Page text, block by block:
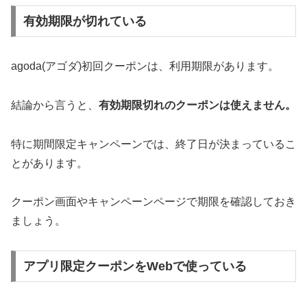
有効期限が切れている
agoda(アゴダ)初回クーポンは、利用期限があります。
結論から言うと、 有効期限切れのクーポンは使えません。
特に期間限定キャンペーンでは、終了日が決まっているこ
とがあります。
クーポン画面やキャンペーンページで期限を確認しておき
ましょう。
アプリ限定クーポンをWebで使っている